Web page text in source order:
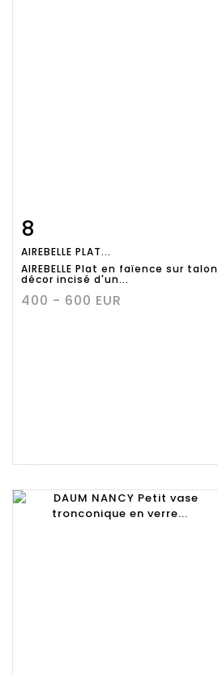
détaillée
8
AIREBELLE PLAT...
AIREBELLE Plat en faïence sur talon
décor incisé d'un...
400 - 600 EUR